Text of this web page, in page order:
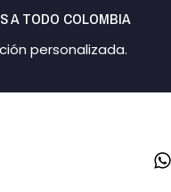
A TODO COLOMBIA
personalizada.